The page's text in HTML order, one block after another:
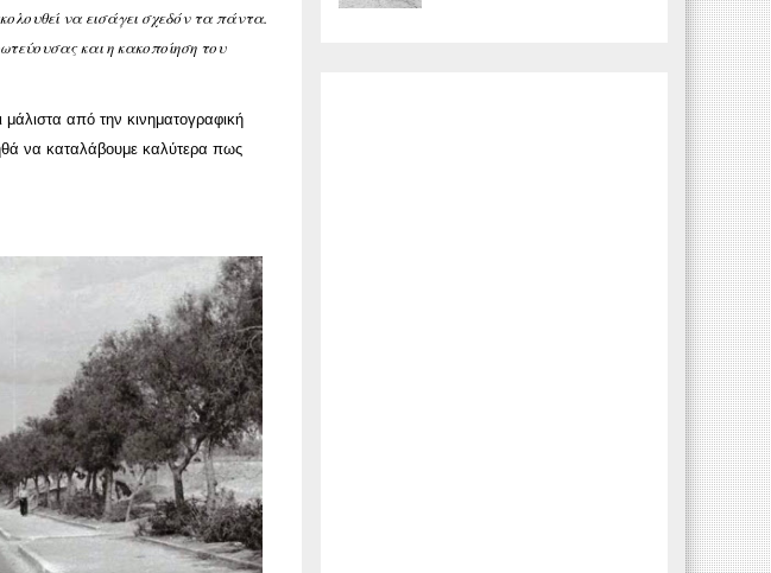
να εισάγει σχεδόν τα πάντα.
και η κακοποίηση του
μάλιστα από την κινηματογραφική
να καταλάβουμε καλύτερα πως